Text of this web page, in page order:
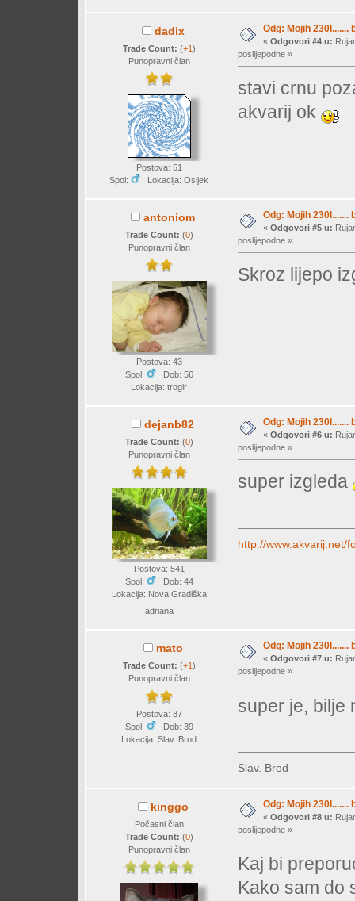
dadix
Trade Count: (+1)
Punopravni član
Postova: 51
Spol:
Lokacija: Osijek
Odg: Mojih 230l.......
« Odgovori #4 u:
poslijepodne »
stavi crnu
akvarij ok
antoniom
Trade Count: (0)
Punopravni član
Postova: 43
Spol:
Dob: 56
Lokacija: trogir
Odg: Mojih 230l.......
« Odgovori #5 u:
poslijepodne »
Skroz lijepo
dejanb82
Trade Count: (0)
Punopravni član
Postova: 541
Spol:
Dob: 44
Lokacija: Nova Gradiška
adriana
Odg: Mojih 230l.......
« Odgovori #6 u:
poslijepodne »
super izgleda
http://www.akvarij.net/
mato
Trade Count: (+1)
Punopravni član
Postova: 87
Spol:
Dob: 39
Lokacija: Slav. Brod
Odg: Mojih 230l.......
« Odgovori #7 u:
poslijepodne »
super je, bilje
Slav. Brod
kinggo
Počasni član
Trade Count: (0)
Punopravni član
Odg: Mojih 230l.......
« Odgovori #8 u:
poslijepodne »
Kaj bi
Kako sam do